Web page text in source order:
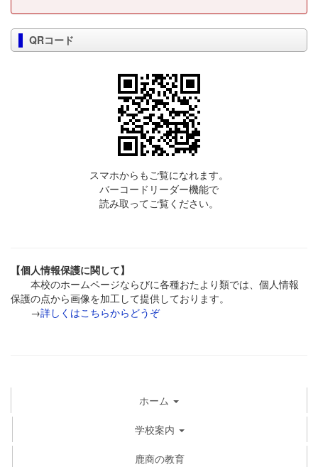
QRコード
スマホからもご覧になれます。
バーコードリーダー機能で
読み取ってご覧ください。
【個人情報保護に関して】
本校のホームページならびに各種おたより類では、個人情報
保護の点から画像を加工して提供しております。
→詳しくはこちらからどうぞ
ホーム
学校案内
鹿商の教育